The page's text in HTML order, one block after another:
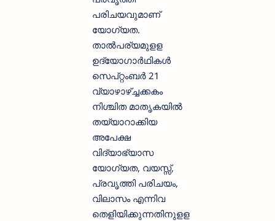
പരിചയവുമാണ്
യോഗ്യത.
താല്‍പര്യമുളള
ഉദ്യോഗാര്‍ഥികള്‍
സെപ്റ്റംബര്‍ 21
വ്യാഴാഴ്ച്ചക്കകം
നിശ്ചിത മാതൃകയില്‍
തയ്യാറാക്കിയ
അപേക്ഷ
വിദ്യാഭ്യാസ
യോഗ്യത, വയസ്സ്,
പ്രവൃത്തി പരിചയം,
വിലാസം എന്നിവ
തെളിയിക്കുന്നതിനുളള